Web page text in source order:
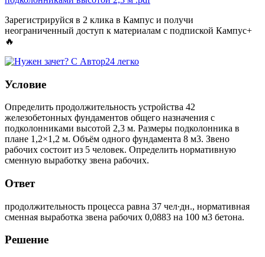
Зарегистрируйся в 2 клика в Кампус и получи
неограниченный доступ к материалам с подпиской Кампус+
🔥
Условие
Определить продолжительность устройства 42
железобетонных фундаментов общего назначения с
подколонниками высотой 2,3 м. Размеры подколонника в
плане 1,2×1,2 м. Объём одного фундамента 8 м3. Звено
рабочих состоит из 5 человек. Определить нормативную
сменную выработку звена рабочих.
Ответ
продолжительность процесса равна 37 чел∙дн., нормативная
сменная выработка звена рабочих 0,0883 на 100 м3 бетона.
Решение